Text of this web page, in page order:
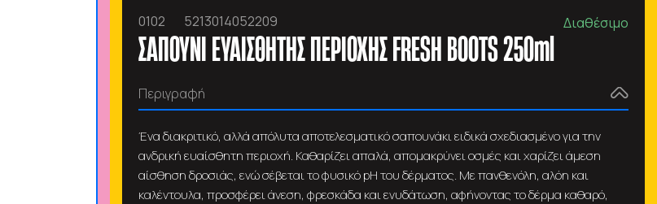
0102 5213014052209 Διαθέσιμο
ΣΑΠΟΥΝΙ ΕΥΑΙΣΘΗΤΗΣ ΠΕΡΙΟΧΗΣ FRESH BOOTS 250ml
Περιγραφή
Ένα διακριτικό, αλλά απόλυτα αποτελεσματικό σαπουνάκι ειδικά σχεδιασμένο για την
ανδρική ευαίσθητη περιοχή. Καθαρίζει απαλά, απομακρύνει οσμές και χαρίζει άμεση
αίσθηση δροσιάς, ενώ σέβεται το φυσικό pH του δέρματος. Με πανθενόλη, αλόη και
καλέντουλα, προσφέρει άνεση, φρεσκάδα και ενυδάτωση, αφήνοντας το δέρμα καθαρό,